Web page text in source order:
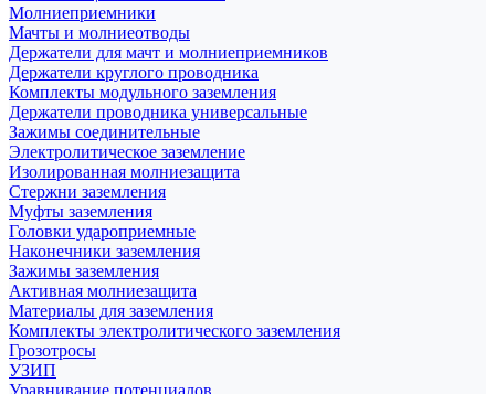
Молниеприемники
Мачты и молниеотводы
Держатели для мачт и молниеприемников
Держатели круглого проводника
Комплекты модульного заземления
Держатели проводника универсальные
Зажимы соединительные
Электролитическое заземление
Изолированная молниезащита
Стержни заземления
Муфты заземления
Головки удароприемные
Наконечники заземления
Зажимы заземления
Активная молниезащита
Материалы для заземления
Комплекты электролитического заземления
Грозотросы
УЗИП
Уравнивание потенциалов